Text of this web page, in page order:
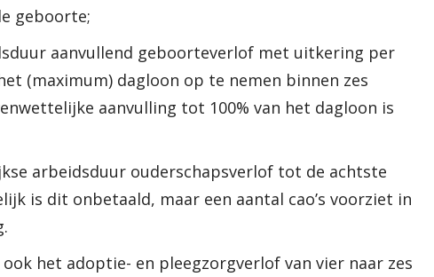
geboorte;
aanvullend geboorteverlof met uitkering per
(maximum) dagloon op te nemen binnen zes
aanvulling tot 100% van het dagloon is
arbeidsduur ouderschapsverlof tot de achtste
is dit onbetaald, maar een aantal cao’s voorziet in
het adoptie- en pleegzorgverlof van vier naar zes